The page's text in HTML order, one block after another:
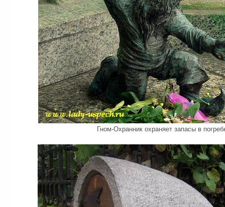
Гном-Охранник охраняет запасы в